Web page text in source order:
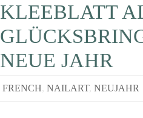
KLEEBLATT
NEUE JAHR
FRENCH, NAILART, NEUJAHR